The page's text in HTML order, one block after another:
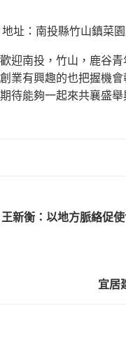
地址：南投縣竹山鎮菜
歡迎南投，竹山，鹿谷
創業有興趣的也把握機
期待能夠一起來共襄盛舉
王新衡：以地方脈絡促
宜居